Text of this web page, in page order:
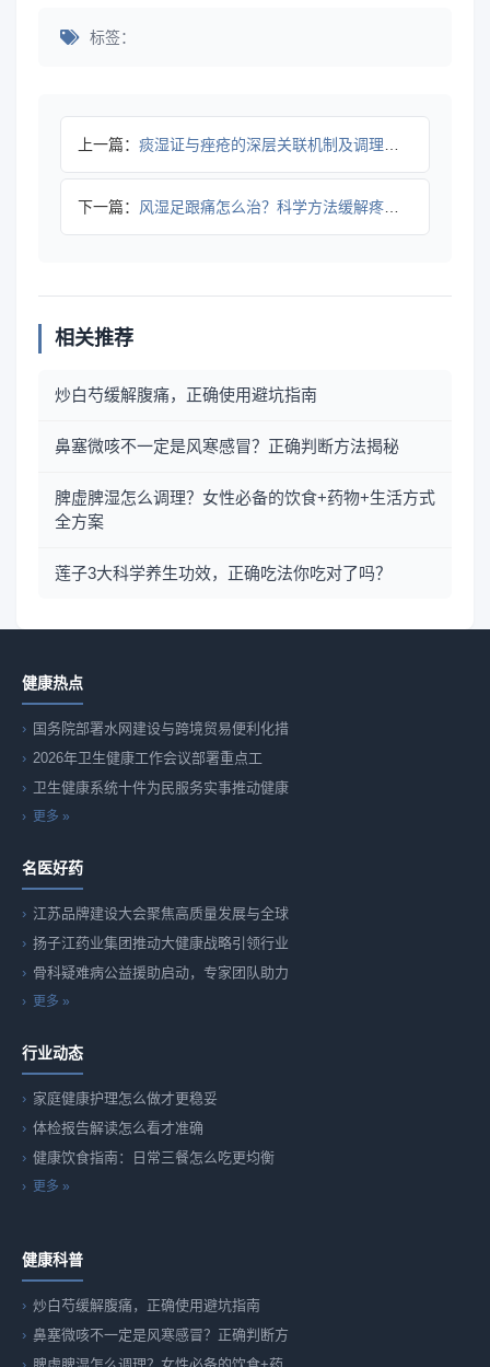
标签：
上一篇： 痰湿证与痤疮的深层关联机制及调理指南
下一篇： 风湿足跟痛怎么治？科学方法缓解疼痛并控制根源
相关推荐
炒白芍缓解腹痛，正确使用避坑指南
鼻塞微咳不一定是风寒感冒？正确判断方法揭秘
脾虚脾湿怎么调理？女性必备的饮食+药物+生活方式
全方案
莲子3大科学养生功效，正确吃法你吃对了吗？
健康热点
国务院部署水网建设与跨境贸易便利化措
2026年卫生健康工作会议部署重点工
卫生健康系统十件为民服务实事推动健康
更多 »
名医好药
江苏品牌建设大会聚焦高质量发展与全球
扬子江药业集团推动大健康战略引领行业
骨科疑难病公益援助启动，专家团队助力
更多 »
行业动态
家庭健康护理怎么做才更稳妥
体检报告解读怎么看才准确
健康饮食指南：日常三餐怎么吃更均衡
更多 »
健康科普
炒白芍缓解腹痛，正确使用避坑指南
鼻塞微咳不一定是风寒感冒？正确判断方